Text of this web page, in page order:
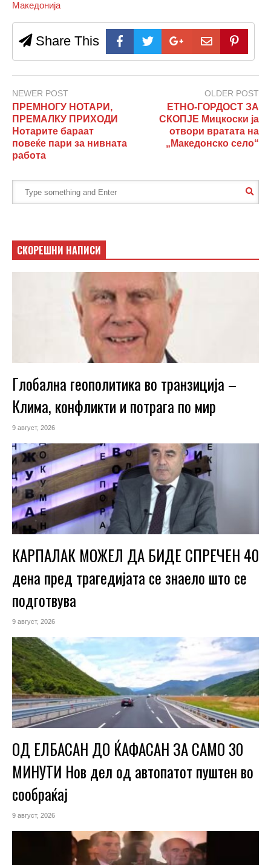
Македонија
Share This
NEWER POST
ПРЕМНОГУ НОТАРИ,
ПРЕМАЛКУ ПРИХОДИ
Нотарите бараат
повеќе пари за нивната
работа
OLDER POST
ЕТНО-ГОРДОСТ ЗА
СКОПЈЕ Мицкоски ја
отвори вратата на
„Македонско село“
СКОРЕШНИ НАПИСИ
Глобална геополитика во транзиција –
Клима, конфликти и потрага по мир
9 август, 2026
КАРПАЛАК МОЖЕЛ ДА БИДЕ СПРЕЧЕН 40
дена пред трагедијата се знаело што се
подготвува
9 август, 2026
ОД ЕЛБАСАН ДО ЌАФАСАН ЗА САМО 30
МИНУТИ Нов дел од автопатот пуштен во
сообраќај
9 август, 2026